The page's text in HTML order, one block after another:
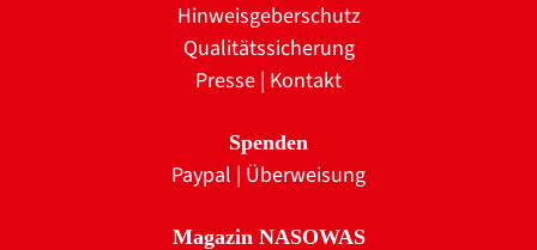
Hinweisgeberschutz
Qualitätssicherung
Presse | Kontakt
Spenden
Paypal | Überweisung
Magazin NASOWAS